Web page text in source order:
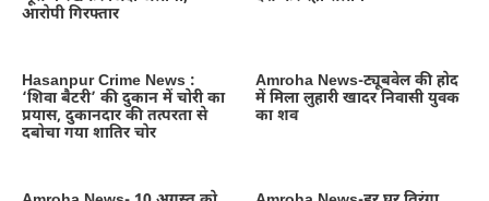
आरोपी गिरफ्तार
Hasanpur Crime News :
‘शिवा बैटरी’ की दुकान में चोरी का
प्रयास, दुकानदार की तत्परता से
दबोचा गया शातिर चोर
Amroha News-ट्यूबवेल की होद
में मिला लुहारी खादर निवासी युवक
का शव